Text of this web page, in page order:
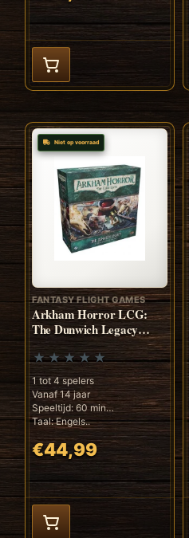
Niet op voorraad
FANTASY FLIGHT GAMES
Arkham Horror LCG:
The Dunwich Legacy
Investigator Expansion
(ENG)
1 tot 4 spelers
Vanaf 14 jaar
Speeltijd: 60 min
Taal: Engels..
€44,99